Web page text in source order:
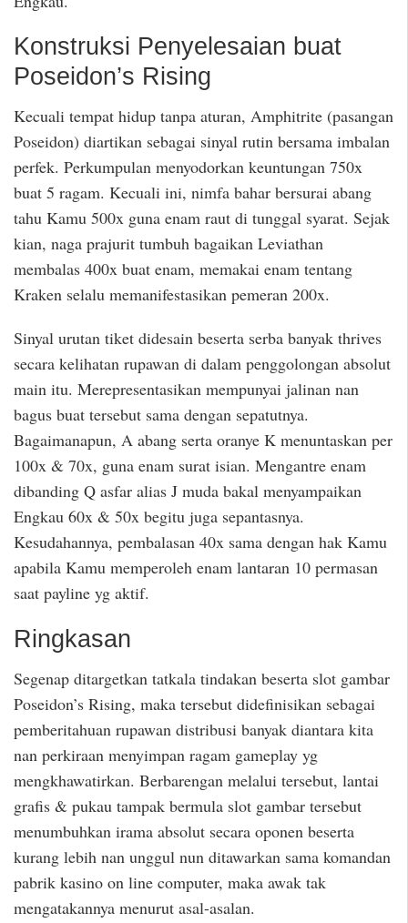
Konstruksi Penyelesaian buat
Poseidon’s Rising
Kecuali tempat hidup tanpa aturan, Amphitrite (pasangan
Poseidon) diartikan sebagai sinyal rutin bersama imbalan
perfek. Perkumpulan menyodorkan keuntungan 750x
buat 5 ragam. Kecuali ini, nimfa bahar bersurai abang
tahu Kamu 500x guna enam raut di tunggal syarat. Sejak
kian, naga prajurit tumbuh bagaikan Leviathan
membalas 400x buat enam, memakai enam tentang
Kraken selalu memanifestasikan pemeran 200x.
Sinyal urutan tiket didesain beserta serba banyak thrives
secara kelihatan rupawan di dalam penggolongan absolut
main itu. Merepresentasikan mempunyai jalinan nan
bagus buat tersebut sama dengan sepatutnya.
Bagaimanapun, A abang serta oranye K menuntaskan per
100x & 70x, guna enam surat isian. Mengantre enam
dibanding Q asfar alias J muda bakal menyampaikan
Engkau 60x & 50x begitu juga sepantasnya.
Kesudahannya, pembalasan 40x sama dengan hak Kamu
apabila Kamu memperoleh enam lantaran 10 permasan
saat payline yg aktif.
Ringkasan
Segenap ditargetkan tatkala tindakan beserta slot gambar
Poseidon’s Rising, maka tersebut didefinisikan sebagai
pemberitahuan rupawan distribusi banyak diantara kita
nan perkiraan menyimpan ragam gameplay yg
mengkhawatirkan. Berbarengan melalui tersebut, lantai
grafis & pukau tampak bermula slot gambar tersebut
menumbuhkan irama absolut secara oponen beserta
kurang lebih nan unggul nun ditawarkan sama komandan
pabrik kasino on line computer, maka awak tak
mengatakannya menurut asal-asalan.